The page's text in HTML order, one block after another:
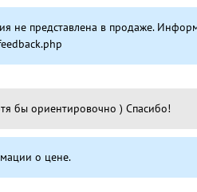
не представлена в продаже.
бы ориентировочно ) Спасибо!
о цене.